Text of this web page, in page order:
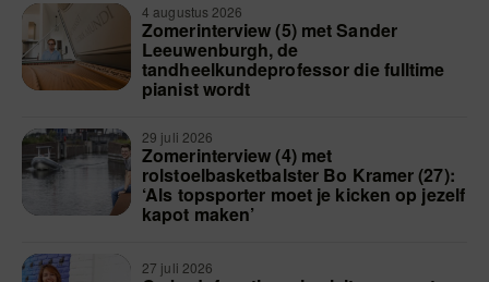
4 augustus 2026
Zomerinterview (5) met Sander
Leeuwenburgh, de
tandheelkundeprofessor die fulltime
pianist wordt
29 juli 2026
Zomerinterview (4) met
rolstoelbasketbalster Bo Kramer (27):
‘Als topsporter moet je kicken op jezelf
kapot maken’
27 juli 2026